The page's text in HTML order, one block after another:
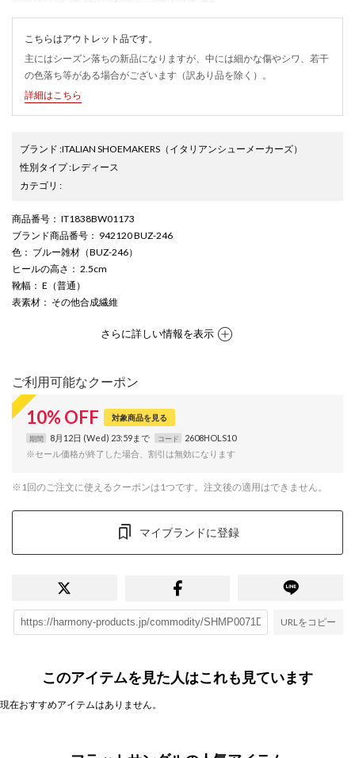
こちらはアウトレット品です。
主にはシーズン落ちの新品になりますが、中には細かな傷やシワ、若干
の色落ち等がある場合がございます（訳あり品を除く）。
詳細はこちら
ブランド :ITALIAN SHOEMAKERS （イタリアンシューメーカーズ）
性別タイプ:レディース
カテゴリ :
商品番号 ： IT1838BW01173
ブランド商品番号 ： 942120 BUZ-246
色 ： ブルー雑材（BUZ-246）
ヒールの高さ ： 2.5cm
靴幅 ： E（普通）
表素材 ： その他合成繊維
さらに詳しい情報を表示
ご利用可能なクーポン
10% OFF 対象商品を見る
期間 8月12日 (Wed) 23:59まで コード
2608HOLS10
※セール価格が終了した場合、割引は無効になります
※1回のご注文に使えるクーポンは1つです。注文後の適用はできません。
マイブランドに登録
URLをコピー
このアイテムを見た人はこれも見ています
現在おすすめアイテムはありません。